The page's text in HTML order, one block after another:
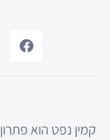
קמין נפט הוא